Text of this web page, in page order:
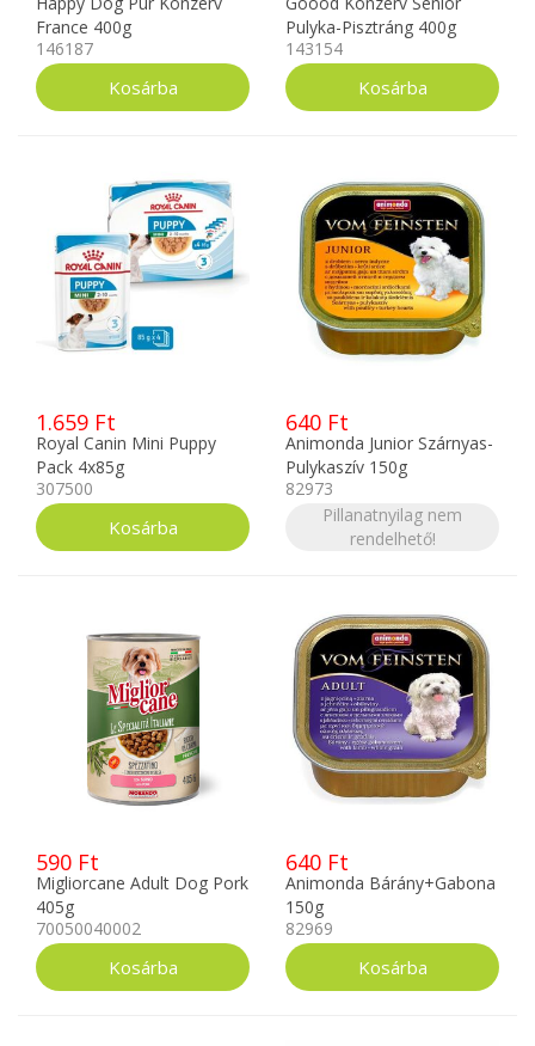
France 400g
146187
Pulyka-Pisztráng 400g
143154
1.659 Ft
Royal Canin Mini Puppy
Pack 4x85g
307500
640 Ft
Animonda Junior Szárnyas-
Pulykaszív 150g
82973
Pillanatnyilag nem
rendelhető!
590 Ft
Migliorcane Adult Dog Pork
405g
70050040002
640 Ft
Animonda Bárány+Gabona
150g
82969